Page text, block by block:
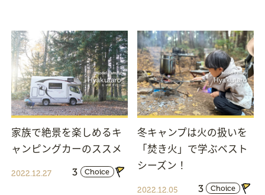
家族で絶景を楽しめるキ
ャンピングカーのススメ
2022.12.27 3 Choice
冬キャンプは火の扱いを
「焚き火」で学ぶベスト
シーズン！
2022.12.05 3 Choice